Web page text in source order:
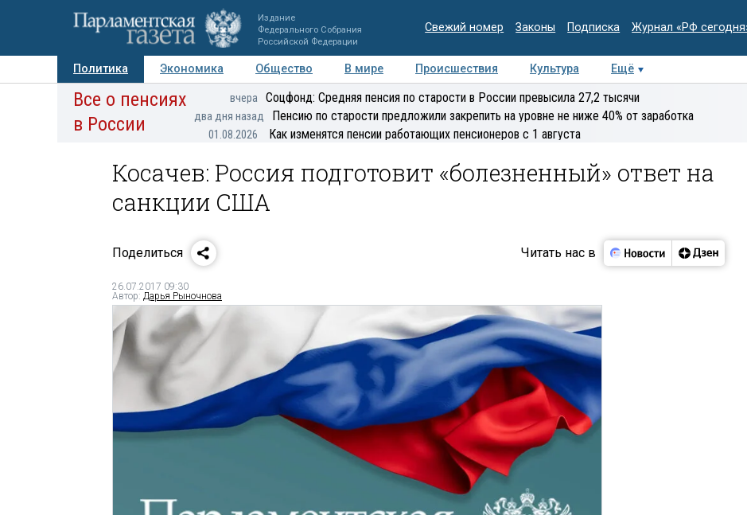
Издание
Федерального Собрания
Российской Федерации
Свежий номер Законы Подписка Журнал «РФ
Политика Экономика Общество В мире Происшествия Культура Ещё
Авторы Персоны Мнения Регионы Медиацентр Интервью Колумнисты
экспертиза
Все о пенсиях
в России
вчера Соцфонд: Средняя пенсия по старости в России превысила 27,2 тысячи
два дня назад Пенсию по старости предложили закрепить на уровне не ниже 40% от заработка
01.08.2026 Как изменятся пенсии работающих пенсионеров с 1 августа
Косачев: Россия подготовит «болезненный» ответ на
санкции США
Поделиться Читать нас в
26.07.2017 09:30
Автор: Дарья Рыночнова